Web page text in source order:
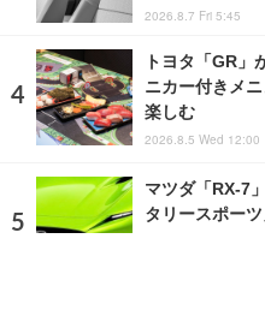
2026.8.7 Fri 5:45
トヨタ「GR
ニカー付きメ
楽しむ
2026.8.5 Wed 12:00
マツダ「RX-7
タリースポー